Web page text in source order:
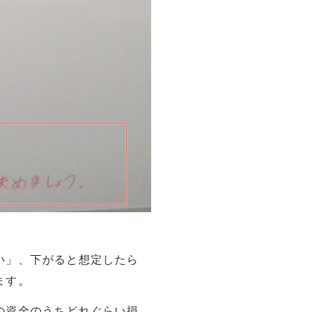
、下がると想定したら
。